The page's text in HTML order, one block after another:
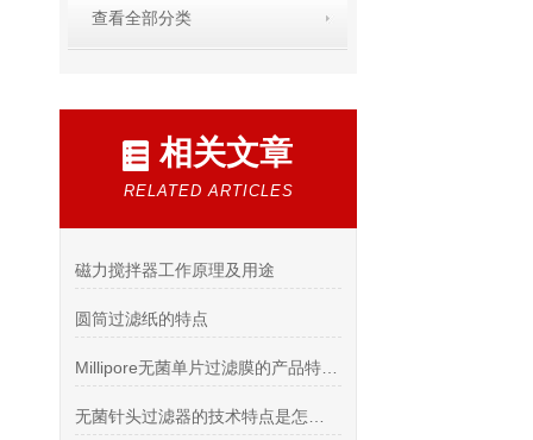
查看全部分类
相关文章
RELATED ARTICLES
磁力搅拌器工作原理及用途
圆筒过滤纸的特点